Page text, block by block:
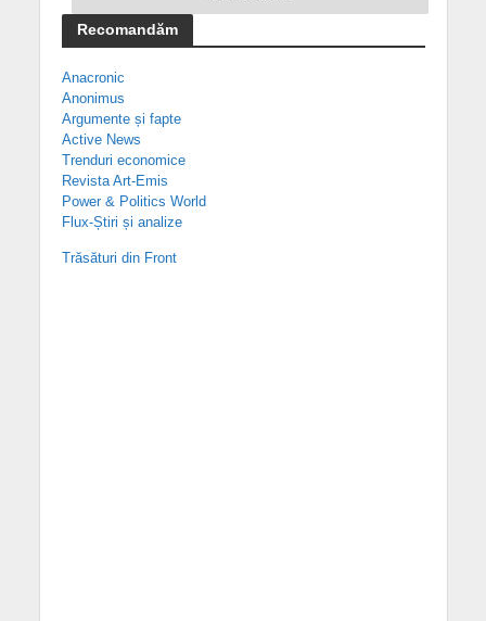
Recomandăm
Anacronic
Anonimus
Argumente și fapte
Active News
Trenduri economice
Revista Art-Emis
Power & Politics World
Flux-Știri și analize
Trăsături din Front